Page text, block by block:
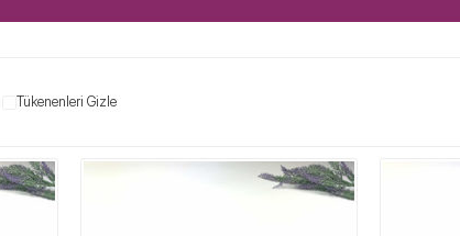
Tükenenleri Gizle